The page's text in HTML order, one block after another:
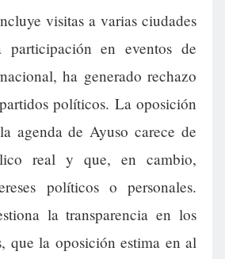
visitas a varias ciudades
participación en eventos de
ha generado rechazo
políticos. La oposición
agenda de Ayuso carece de
real y que, en cambio,
políticos o personales.
la transparencia en los
que la oposición estima en al